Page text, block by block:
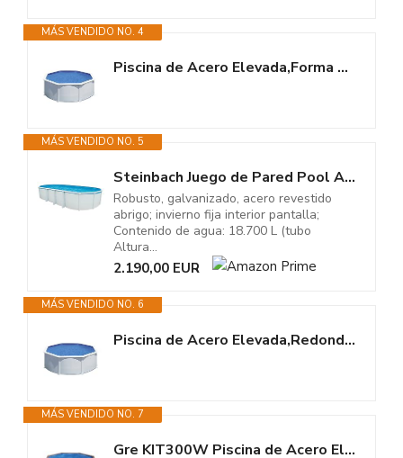
MÁS VENDIDO NO. 4
Piscina de Acero Elevada,Forma Redonda con Aspecto Acero Blanco. Piscinas...
MÁS VENDIDO NO. 5
Steinbach Juego de Pared Pool Acero Highline Ovalado, Color Blanco, 550 x...
Robusto, galvanizado, acero revestido
abrigo; invierno fija interior pantalla;
Contenido de agua: 18.700 L (tubo
Altura...
2.190,00 EUR
MÁS VENDIDO NO. 6
Piscina de Acero Elevada,Redonda con Aspecto Acero Blanco. Piscinas...
MÁS VENDIDO NO. 7
Gre KIT300W Piscina de Acero Elevada, Redonda con Aspecto Madera, Piscinas...